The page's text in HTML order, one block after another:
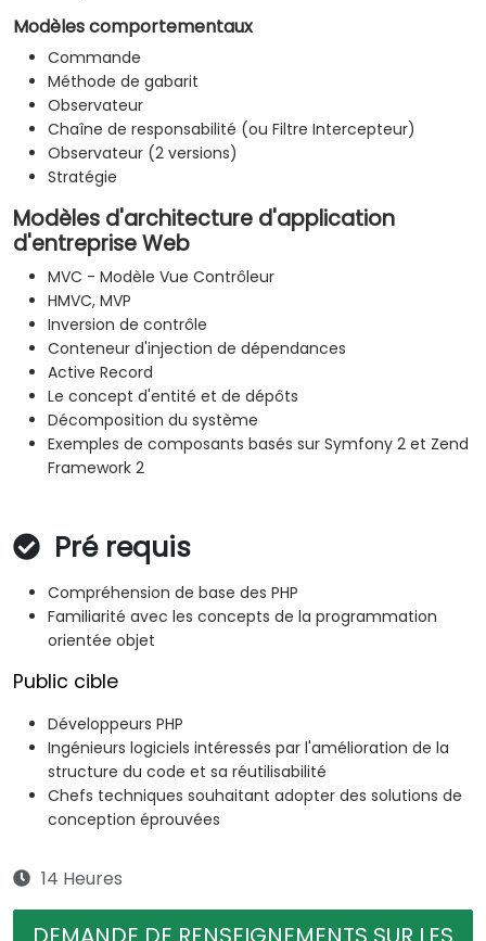
Modèles comportementaux
Commande
Méthode de gabarit
Observateur
Chaîne de responsabilité (ou Filtre Intercepteur)
Observateur (2 versions)
Stratégie
Modèles d'architecture d'application
d'entreprise Web
MVC - Modèle Vue Contrôleur
HMVC, MVP
Inversion de contrôle
Conteneur d'injection de dépendances
Active Record
Le concept d'entité et de dépôts
Décomposition du système
Exemples de composants basés sur Symfony 2 et Zend
Framework 2
Pré requis
Compréhension de base des PHP
Familiarité avec les concepts de la programmation
orientée objet
Public cible
Développeurs PHP
Ingénieurs logiciels intéressés par l'amélioration de la
structure du code et sa réutilisabilité
Chefs techniques souhaitant adopter des solutions de
conception éprouvées
14 Heures